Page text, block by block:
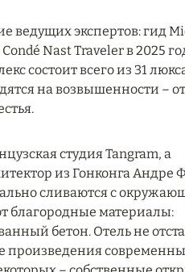
ведущих экспертов: гид
Nast Traveler в 2025
состоит всего из 31
на возвышенности –
студия Tangram, а
из Гонконга Андре
сливаются с
благородные материалы:
бетон. Отель не